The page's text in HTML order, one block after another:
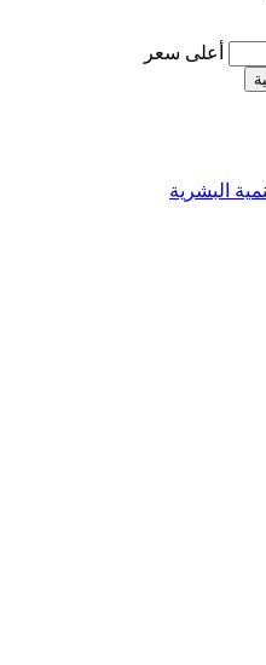
أعلى سعر
البشرية